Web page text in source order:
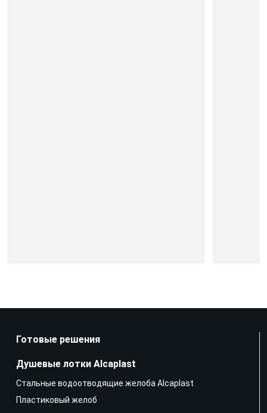
Готовые решения
Душевые лотки Alcaplast
Стальные водоотводящие желоба Alcaplast
Пластиковый желоб